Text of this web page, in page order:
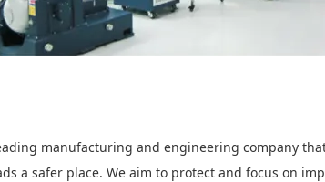
manufacturing and engineering company
a safer place. We aim to protect and focus on